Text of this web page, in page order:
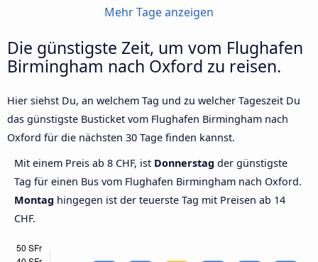
Mehr Tage anzeigen
Die günstigste Zeit, um vom Flughafen
Birmingham nach Oxford zu reisen.
Hier siehst Du, an welchem Tag und zu welcher Tageszeit Du
das günstigste Busticket vom Flughafen Birmingham nach
Oxford für die nächsten 30 Tage finden kannst.
Mit einem Preis ab 8 CHF, ist Donnerstag der günstigste
Tag für einen Bus vom Flughafen Birmingham nach Oxford.
Montag hingegen ist der teuerste Tag mit Preisen ab 14
CHF.